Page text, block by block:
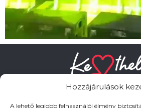
Hozzájárulások
A lehető legjobb felhasználói élmény